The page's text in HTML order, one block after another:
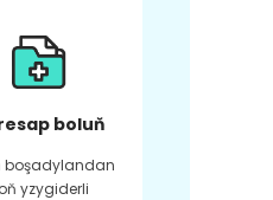
boluň
boşadylandan
yzygiderli